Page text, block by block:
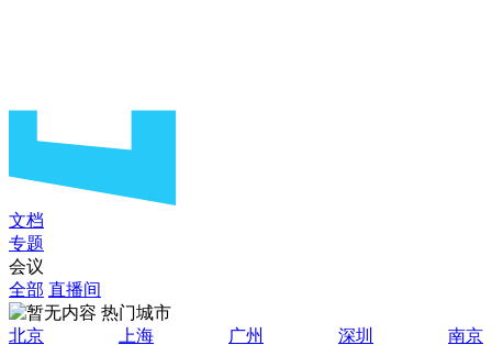
文档
专题
会议
全部 直播间
热门城市
北京
上海 广州 深圳
南京